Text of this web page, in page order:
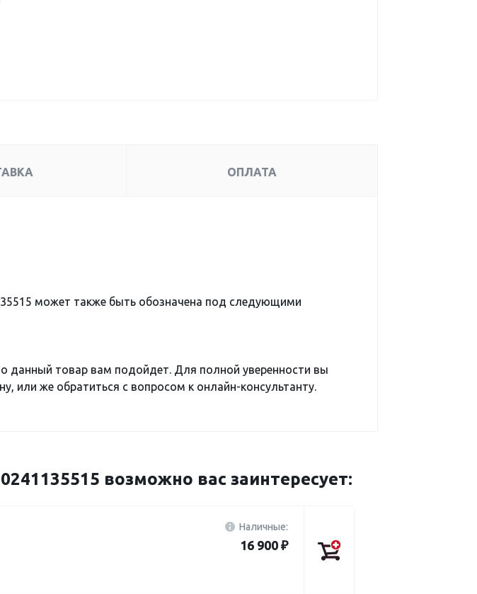
ОПЛАТА
может также быть обозначена под следующими
данный товар вам подойдет. Для полной уверенности вы
или же обратиться с вопросом к онлайн-консультанту.
возможно вас заинтересует:
Наличные:
16 900 ₽